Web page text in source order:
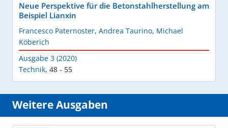
Neue Perspektive für die Betonstahlherstellung am
Beispiel Lianxin
Francesco Paternoster, Andrea Taurino, Michael
Köberich
Ausgabe 3 (2020)
Technik, 48 - 55
Weitere Ausgaben